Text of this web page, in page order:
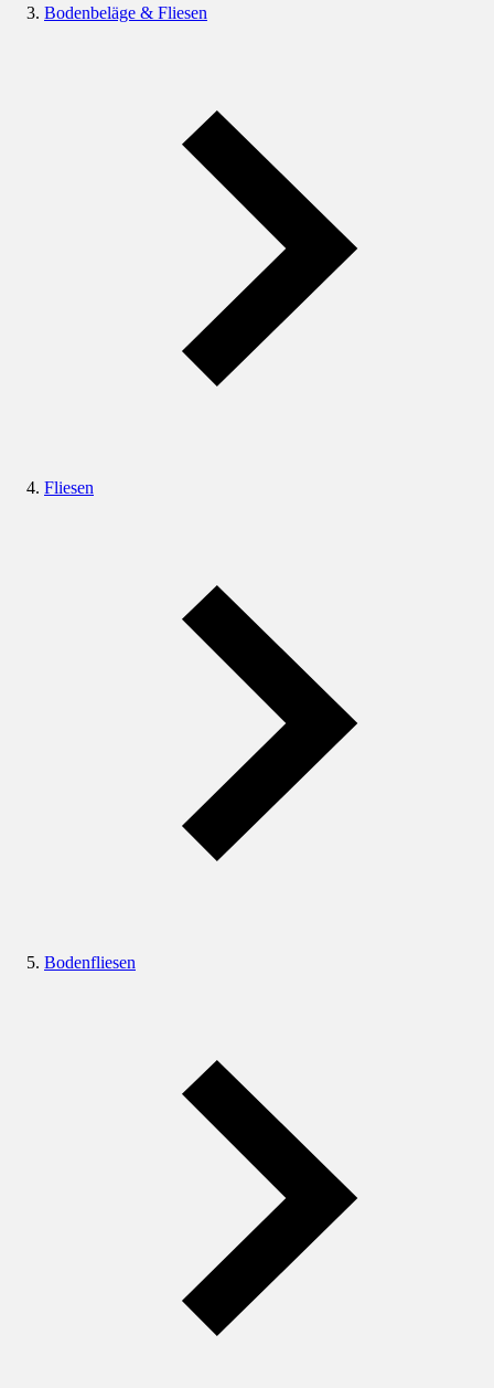
Bodenbeläge & Fliesen
Fliesen
Bodenfliesen